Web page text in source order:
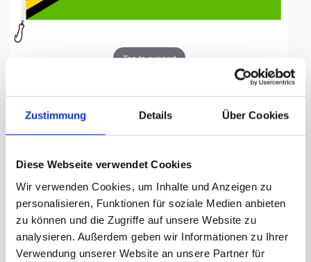
Zustimmung Details Über Cookies
Diese Webseite verwendet Cookies
Wir verwenden Cookies, um Inhalte und Anzeigen zu
personalisieren, Funktionen für soziale Medien anbieten
zu können und die Zugriffe auf unsere Website zu
analysieren. Außerdem geben wir Informationen zu Ihrer
Verwendung unserer Website an unsere Partner für
Tap to expand
Vanuatu, 70 x 100 cm
Lieferzeit Tage:ca. 5-7 Arbeitstage
55.50 CHF